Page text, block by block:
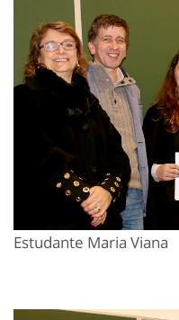
Estudante Maria Viana